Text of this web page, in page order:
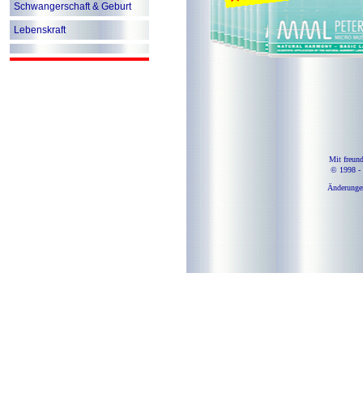
Schwangerschaft & Geburt
Lebenskraft
Mit
© 1998 -